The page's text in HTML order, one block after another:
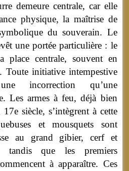
demeure centrale, car elle
physique, la maîtrise de
du souverain. Le
une portée particulière : le
centrale, souvent en
Toute initiative intempestive
incorrection qu’une
Les armes à feu, déjà bien
siècle, s’intègrent à cette
et mousquets sont
au grand gibier, cerf et
tandis que les premiers
à apparaître. Ces